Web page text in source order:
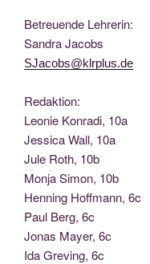
Betreu­en­de Lehrerin:
San­dra Jacobs
SJacobs@klrplus.de
Redak­ti­on:
Leo­nie Kon­ra­di, 10a
Jes­si­ca Wall, 10a
Jule Roth, 10b
Mon­ja Simon, 10b
Hen­ning Hoff­mann, 6c
Paul Berg, 6c
Jonas May­er, 6c
Ida Gre­ving, 6c